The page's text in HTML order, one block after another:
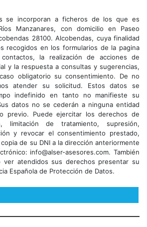
se incorporan a ficheros de los que es
Manzanares, con domicilio en Paseo
28100. Alcobendas, cuya finalidad
recogidos en los formularios de la pagina
la realización de acciones de
y la respuesta a consultas y sugerencias,
obligatorio su consentimiento. De no
atender su solicitud. Estos datos se
indefinido en tanto no manifieste su
datos no se cederán a ninguna entidad
previo. Puede ejercitar los derechos de
limitación de tratamiento, supresión,
y revocar el consentimiento prestado,
de su DNI a la dirección anteriormente
info@alser-asesores.com. También
atendidos sus derechos presentar su
Española de Protección de Datos.